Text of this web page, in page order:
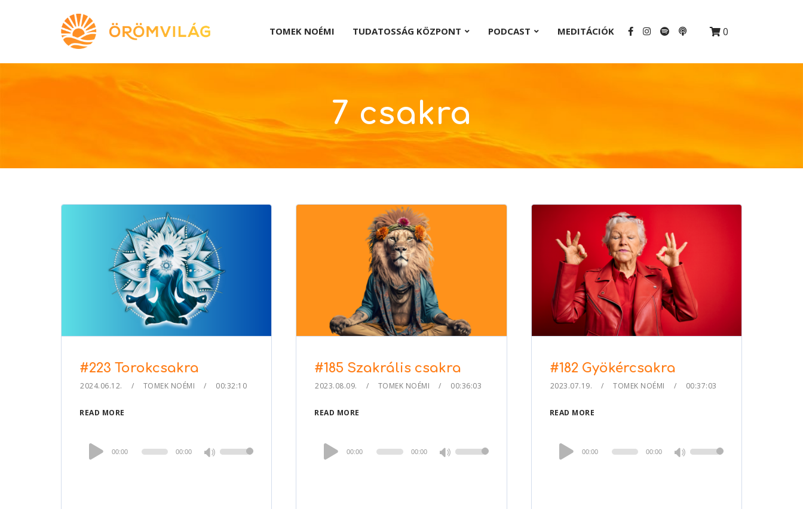
0
TOMEK NOÉMI TUDATOSSÁG KÖZPONT PODCAST MEDITÁCIÓK
7 csakra
#223 Torokcsakra
2024.06.12. TOMEK NOÉMI 00:32:10
READ MORE
Audio
Player
00:00 00:00
Use
#185 Szakrális csakra
2023.08.09. TOMEK NOÉMI 00:36:03
READ MORE
Audio
Player
00:00 00:00
Use
#182 Gyökércsakra
2023.07.19. TOMEK NOÉMI 00:37:03
READ MORE
Audio
Player
00:00 00:00
Use